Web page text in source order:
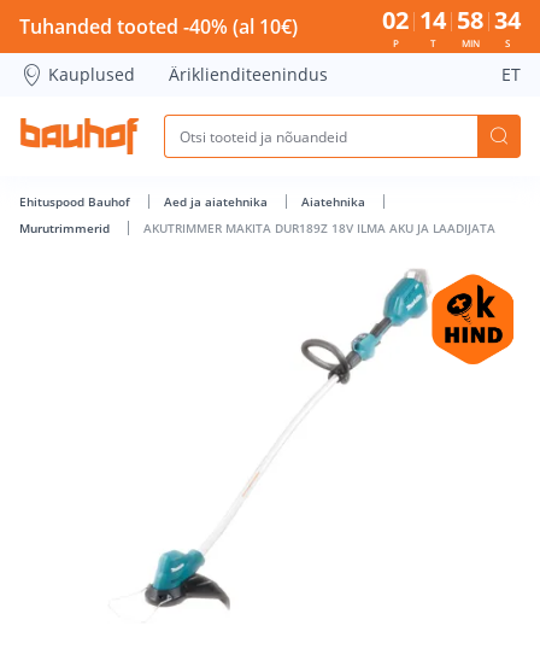
AKUTRIMMER MAKITA DUR189Z 18V ILMA AKU JA
Tuhanded tooted -40% (al 10€) 02
P
14
T
58
MIN
33
S
Kauplused Äriklienditeenindus ET
Ehituspood Bauhof Aed ja aiatehnika
Aiatehnika
Murutrimmerid
AKUTRIMMER MAKITA DUR189Z 18V ILMA AKU JA LAADIJATA